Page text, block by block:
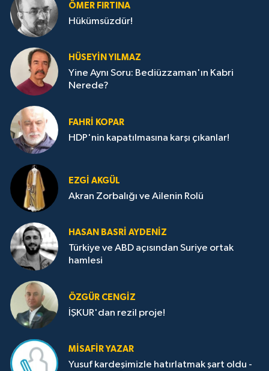
ÖMER FIRTINA
Hükümsüzdür!
HÜSEYIN YILMAZ
Yine Aynı Soru: Bediüzzaman'ın Kabri
Nerede?
FAHRI KOPAR
HDP'nin kapatılmasına karşı çıkanlar!
EZGI AKGÜL
Akran Zorbalığı ve Ailenin Rolü
HASAN BASRI AYDENIZ
Türkiye ve ABD açısından Suriye ortak
hamlesi
ÖZGÜR CENGIZ
İŞKUR'dan rezil proje!
MISAFIR YAZAR
Yusuf kardeşimizle hatırlatmak şart oldu -